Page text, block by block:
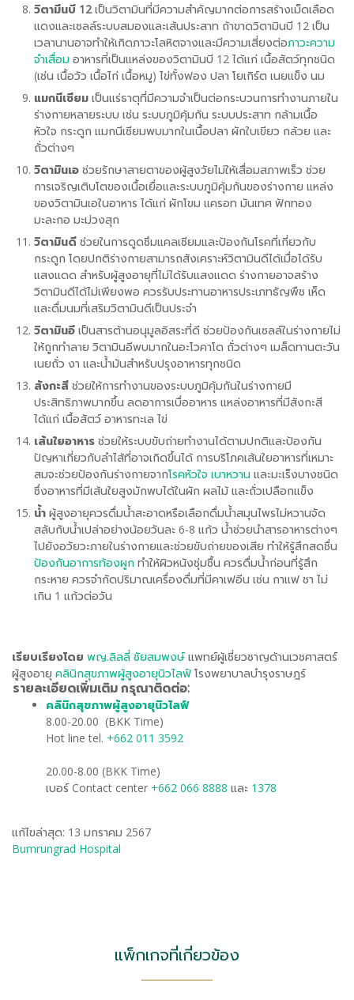
วิตามีนบี 12เป็นวิตามินที่มีความสำคัญมากต่อการสร้างเม็ดเลือด
แดงและเซลล์ระบบสมองและเส้นประสาท ถ้าขาดวิตามินบี 12 เป็น
เวลานานอาจทำให้เกิดภาวะโลหิตจางและมีความเสี่ยงต่อภาวะความ
จำเสื่อม อาหารที่เป็นแหล่งของวิตามินบี 12 ได้แก่ เนื้อสัตว์ทุกชนิด
(เช่น เนื้อวัว เนื้อไก่ เนื้อหมู) ไข่ทั้งฟอง ปลา โยเกิร์ต เนยแข็ง นม
แมกนีเซียม เป็นแร่ธาตุที่มีความจำเป็นต่อกระบวนการทำงานภายใน
ร่างกายหลายระบบ เช่น ระบบภูมิคุ้มกัน ระบบประสาท กล้ามเนื้อ
หัวใจ กระดูก แมกนีเซียมพบมากในเนื้อปลา ผักใบเขียว กล้วย และ
ถั่วต่างๆ
วิตามินเอ ช่วยรักษาสายตาของผู้สูงวัยไม่ให้เสื่อมสภาพเร็ว ช่วย
การเจริญเติบโตของเนื้อเยื่อและระบบภูมิคุ้มกันของร่างกาย แหล่ง
ของวิตามินเอในอาหาร ได้แก่ ผักโขม แครอท มันเทศ ฟักทอง
มะละกอ มะม่วงสุก
วิตามินดี ช่วยในการดูดซึมแคลเซียมและป้องกันโรคที่เกี่ยวกับ
กระดูก โดยปกติร่างกายสามารถสังเคราะห์วิตามินดีได้เมื่อได้รับ
แสงแดด สำหรับผู้สูงอายุที่ไม่ได้รับแสงแดด ร่างกายอาจสร้าง
วิตามินดีได้ไม่เพียงพอ ควรรับประทานอาหารประเภทธัญพืช เห็ด
และดื่มนมที่เสริมวิตามินดีเป็นประจำ
วิตามินอี เป็นสารต้านอนุมูลอิสระที่ดี ช่วยป้องกันเซลล์ในร่างกายไม่
ให้ถูกทำลาย วิตามินอีพบมากในอะโวคาโด ถั่วต่างๆ เมล็ดทานตะวัน
เนยถั่ว งา และน้ำมันสำหรับปรุงอาหารทุกชนิด
สังกะสี ช่วยให้การทำงานของระบบภูมิคุ้มกันในร่างกายมี
ประสิทธิภาพมากขึ้น ลดอาการเบื่ออาหาร แหล่งอาหารที่มีสังกะสี
ได้แก่ เนื้อสัตว์ อาหารทะเล ไข่
เส้นใยอาหาร ช่วยให้ระบบขับถ่ายทำงานได้ตามปกติและป้องกัน
ปัญหาเกี่ยวกับลำไส้ที่อาจเกิดขึ้นได้ การบริโภคเส้นใยอาหารที่เหมาะ
สมจะช่วยป้องกันร่างกายจากโรคหัวใจ เบาหวาน และมะเร็งบางชนิด
ซึ่งอาหารที่มีเส้นใยสูงมักพบได้ในผัก ผลไม้ และถั่วเปลือกแข็ง
น้ำ ผู้สูงอายุควรดื่มน้ำสะอาดหรือเลือกดื่มน้ำสมุนไพรไม่หวานจัด
สลับกับน้ำเปล่าอย่างน้อยวันละ 6-8 แก้ว น้ำช่วยนำสารอาหารต่างๆ
ไปยังอวัยวะภายในร่างกายและช่วยขับถ่ายของเสีย ทำให้รู้สึกสดชื่น
ป้องกันอาการท้องผูก ทำให้ผิวหนังชุ่มชื้น ควรดื่มน้ำก่อนที่รู้สึก
กระหาย ควรจำกัดปริมาณเครื่องดื่มที่มีคาเฟอีน เช่น กาแฟ ชา ไม่
เกิน 1 แก้วต่อวัน
เรียบเรียงโดย พญ.ลิลลี่ ชัยสมพงษ์แพทย์ผู้เชี่ยวชาญด้านเวชศาสตร์
ผู้สูงอายุ คลินิกสุขภาพผู้สูงอายุนิวไลฟ์ โรงพยาบาลบำรุงราษฎร์
รายละเอียดเพิ่มเติม กรุณาติดต่อ:
คลินิกสุขภาพผู้สูงอายุนิวไลฟ์​
8.00-20.00 (BKK Time)
Hot line tel. +662 011 3592
20.00-8.00 (BKK Time)
เบอร์ Contact center +662 066 8888 และ 1378
แก้ไขล่าสุด: 13 มกราคม 2567
Bumrungrad Hospital
แพ็กเกจที่เกี่ยวข้อง